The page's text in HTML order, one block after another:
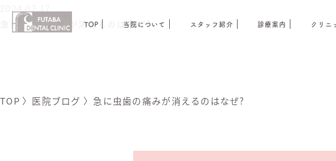
TOP 当院について スタッフ紹介 診療案内 クリニ
急に虫歯の痛みが消えるのはなぜ?
TOP 〉 医院ブログ 〉 急に虫歯の痛みが消えるのはなぜ?